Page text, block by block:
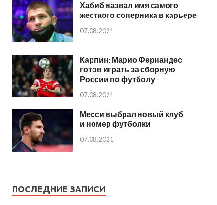
Хабиб назвал имя самого
жесткого соперника в карьере
07.08.2021
Карпин: Марио Фернандес
готов играть за сборную
России по футболу
07.08.2021
Месси выбрал новый клуб
и номер футболки
07.08.2021
ПОСЛЕДНИЕ ЗАПИСИ